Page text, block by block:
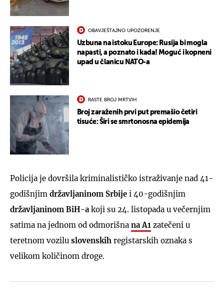
OBAVJEŠTAJNO UPOZORENJE
Uzbuna na istoku Europe: Rusija bi mogla
napasti, a poznato i kada! Moguć i kopneni
upad u članicu NATO-a
RASTE BROJ MRTVIH
Broj zaraženih prvi put premašio četiri
tisuće: Širi se smrtonosna epidemija
Policija je dovršila kriminalističko istraživanje nad 41-
godišnjim državljaninom Srbije i 40-godišnjim
državljaninom BiH-a koji su 24. listopada u večernjim
satima na jednom od odmorišna na A1 zatečeni u
teretnom vozilu slovenskih registarskih oznaka s
velikom količinom droge.